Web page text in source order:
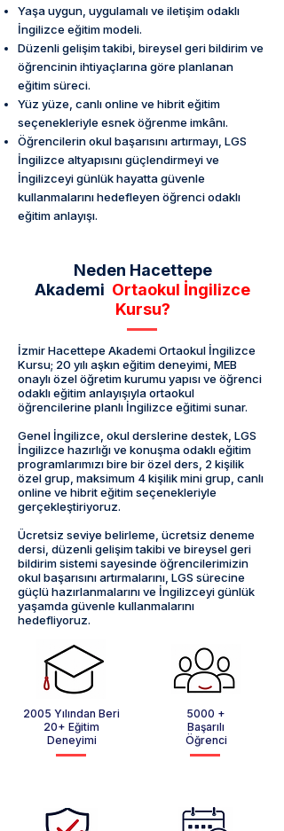
Yaşa uygun, uygulamalı ve iletişim odaklı
İngilizce eğitim modeli.
Düzenli gelişim takibi, bireysel geri bildirim ve
öğrencinin ihtiyaçlarına göre planlanan
eğitim süreci.
Yüz yüze, canlı online ve hibrit eğitim
seçenekleriyle esnek öğrenme imkânı.
Öğrencilerin okul başarısını artırmayı, LGS
İngilizce altyapısını güçlendirmeyi ve
İngilizceyi günlük hayatta güvenle
kullanmalarını hedefleyen öğrenci odaklı
eğitim anlayışı.
Neden Hacettepe
Akademi Ortaokul İngilizce
Kursu?
İzmir Hacettepe Akademi Ortaokul İngilizce
Kursu; 20 yılı aşkın eğitim deneyimi, MEB
onaylı özel öğretim kurumu yapısı ve öğrenci
odaklı eğitim anlayışıyla ortaokul
öğrencilerine planlı İngilizce eğitimi sunar.
Genel İngilizce, okul derslerine destek, LGS
İngilizce hazırlığı ve konuşma odaklı eğitim
programlarımızı bire bir özel ders, 2 kişilik
özel grup, maksimum 4 kişilik mini grup, canlı
online ve hibrit eğitim seçenekleriyle
gerçekleştiriyoruz.
Ücretsiz seviye belirleme, ücretsiz deneme
dersi, düzenli gelişim takibi ve bireysel geri
bildirim sistemi sayesinde öğrencilerimizin
okul başarısını artırmalarını, LGS sürecine
güçlü hazırlanmalarını ve İngilizceyi günlük
yaşamda güvenle kullanmalarını
hedefliyoruz.
2005 Yılından Beri
20+ Eğitim
Deneyimi
5000 +
Başarılı
Öğrenci